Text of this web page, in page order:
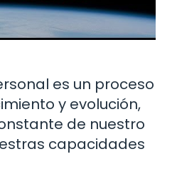
es un proceso
y evolución,
de nuestro
capacidades